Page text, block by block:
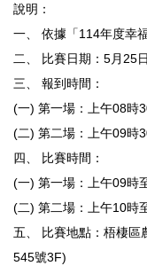
說明：
一、 依據「114年度幸
二、 比賽日期：5月25
三、 報到時間：
(一) 第一場：上午08時
(二) 第二場：上午09時
四、 比賽時間：
(一) 第一場：上午09時
(二) 第二場：上午10時
五、 比賽地點：梧棲區
545號3F)